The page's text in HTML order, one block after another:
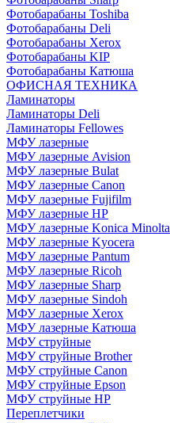
Фотобарабаны Toshiba
Фотобарабаны Deli
Фотобарабаны Xerox
Фотобарабаны KIP
Фотобарабаны Катюша
ОФИСНАЯ ТЕХНИКА
Ламинаторы
Ламинаторы Deli
Ламинаторы Fellowes
МФУ лазерные
МФУ лазерные Avision
МФУ лазерные Bulat
МФУ лазерные Canon
МФУ лазерные Fujifilm
МФУ лазерные HP
МФУ лазерные Konica Minolta
МФУ лазерные Kyocera
МФУ лазерные Pantum
МФУ лазерные Ricoh
МФУ лазерные Sharp
МФУ лазерные Sindoh
МФУ лазерные Xerox
МФУ лазерные Катюша
МФУ струйные
МФУ струйные Brother
МФУ струйные Canon
МФУ струйные Epson
МФУ струйные HP
Переплетчики